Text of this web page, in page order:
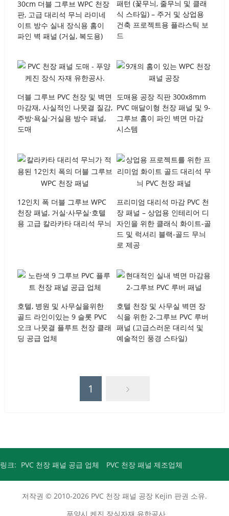
30cm 더블 그루브 WPC 천장
판, 고급 대리석 무늬 라미네
이트 방수 실내 장식용 홈이
파인 벽 패널 (거실, 복도용)
패턴 (꽃무늬, 줄무늬 및 클래
식 스타일) – 주거 및 상업용
건축 프로젝트용 플라스틱 보
드
더블 그루브 PVC 천장 및 벽면
마감재, 사실적인 나뭇결 질감,
주방·욕실·거실용 방수 패널,
도매
도매용 공장 직판 300x8mm
PVC 매달이형 천장 패널 및 9-
그루브 홈이 파인 벽면 마감
시스템
12인치 폭 더블 그루브 WPC
천장 패널, 거실·사무실·호텔
용 고급 칼라카타 대리석 무늬
프리미엄 대리석 마감 PVC 천
장 패널 – 상업용 인테리어 디
자인을 위한 클래식 화이트-골
드 및 럭셔리 블랙-골드 무늬
로 제공
호텔, 병원 및 사무실을위한
골드 라인이있는 9 슬롯 PVC
오크 나뭇결 플루트 천장 클래
딩 공급 업체
호텔 천장 및 사무실 벽면 장
식을 위한 2-그루브 PVC 루버
패널 (고급스러운 대리석 및
예술적인 풍경 스타일)
1
링크: PVC 천장 패널 공급 업체 PVC 천장 패널 제조업체
저작권 © 2010-2026 PVC 천장 패널 공장 Kejin 판권 소유.
푸양시 케진 장식자재 유한공사